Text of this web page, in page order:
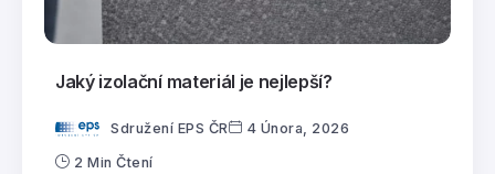
Jaký izolační materiál je nejlepší?
Sdružení EPS ČR 4 Února, 2026
2 Min Čtení